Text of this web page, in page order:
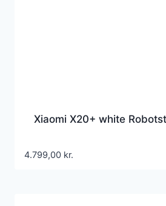
Xiaomi X20+ white
4.799,00 kr.